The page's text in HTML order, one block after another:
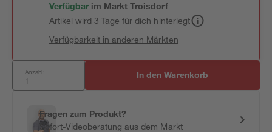
Verfügbar im MarktTroisdorf
Artikel wird 3 Tage für dich hinterlegt
Verfügbarkeit in anderen Märkten
Anzahl: In den Warenkorb
Fragen zum Produkt?
Sofort-Videoberatung aus dem Markt